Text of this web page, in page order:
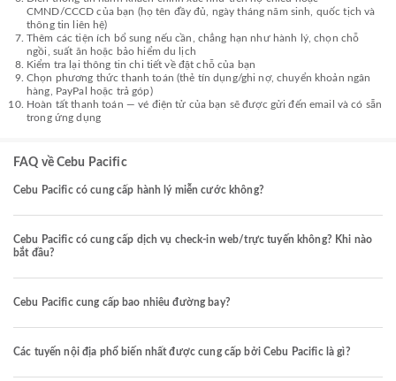
CMND/CCCD của bạn (họ tên đầy đủ, ngày tháng năm sinh, quốc tịch và
thông tin liên hệ)
Thêm các tiện ích bổ sung nếu cần, chẳng hạn như hành lý, chọn chỗ
ngồi, suất ăn hoặc bảo hiểm du lịch
Kiểm tra lại thông tin chi tiết về đặt chỗ của bạn
Chọn phương thức thanh toán (thẻ tín dụng/ghi nợ, chuyển khoản ngân
hàng, PayPal hoặc trả góp)
Hoàn tất thanh toán — vé điện tử của bạn sẽ được gửi đến email và có sẵn
trong ứng dụng
FAQ về Cebu Pacific
Cebu Pacific có cung cấp hành lý miễn cước không?
Cebu Pacific có cung cấp dịch vụ check-in web/trực tuyến không? Khi nào
bắt đầu?
Cebu Pacific cung cấp bao nhiêu đường bay?
Các tuyến nội địa phổ biến nhất được cung cấp bởi Cebu Pacific là gì?